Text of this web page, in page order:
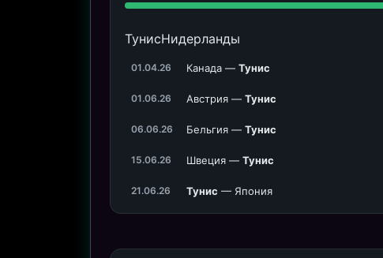
ТунисНидерланды
01.04.26 Канада — Тунис
01.06.26 Австрия — Тунис
06.06.26 Бельгия — Тунис
15.06.26 Швеция — Тунис
21.06.26 Тунис — Япония